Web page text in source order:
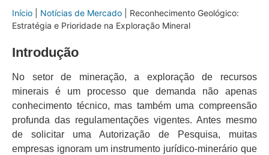
Início Notícias de Mercado
Reconhecimento Geológico:
Estratégia e Prioridade na Exploração Mineral
Introdução
No setor de mineração, a exploração de recursos
minerais é um processo que demanda não apenas
conhecimento técnico, mas também uma compreensão
profunda das regulamentações vigentes. Antes mesmo
de solicitar uma Autorização de Pesquisa, muitas
empresas ignoram um instrumento jurídico-minerário que